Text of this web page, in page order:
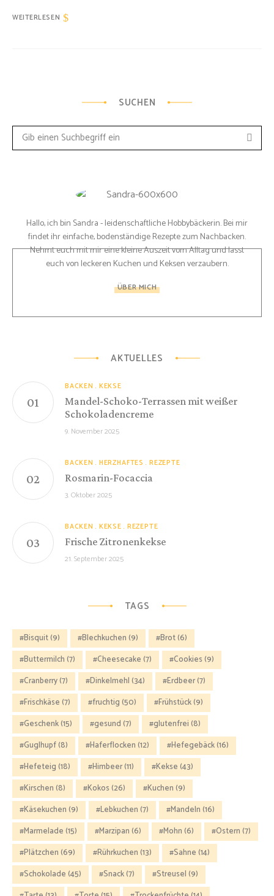
WEITERLESEN
SUCHEN
Search
Hallo, ich bin Sandra - leidenschaftliche Hobbybäckerin. Bei mir
findet ihr einfache, bodenständige Rezepte zum Nachbacken.
Nehmt euch mit mir eine kleine Auszeit vom Alltag und lasst
euch von leckeren Kuchen und Keksen verzaubern.
ÜBER MICH
AKTUELLES
BACKEN KEKSE
Mandel-Schoko-Terrassen mit weißer
Schokoladencreme
9. November 2025
BACKEN HERZHAFTES REZEPTE
Rosmarin-Focaccia
3. Oktober 2025
BACKEN KEKSE REZEPTE
Frische Zitronenkekse
21. September 2025
TAGS
Bisquit(9) Blechkuchen(9) Brot(6)
Buttermilch(7) Cheesecake(7) Cookies(9)
Cranberry(7) Dinkelmehl(34) Erdbeer(7)
Frischkäse(7) fruchtig(50) Frühstück(9)
Geschenk(15) gesund(7) glutenfrei(8)
Guglhupf(8) Haferflocken(12) Hefegebäck(16)
Hefeteig(18) Himbeer(11) Kekse(43)
Kirschen(8) Kokos(26) Kuchen(9)
Käsekuchen(9) Lebkuchen(7) Mandeln(16)
Marmelade(15) Marzipan(6) Mohn(6) Ostern(7)
Plätzchen(69) Rührkuchen(13) Sahne(14)
Schokolade(45) Snack(7) Streusel(9)